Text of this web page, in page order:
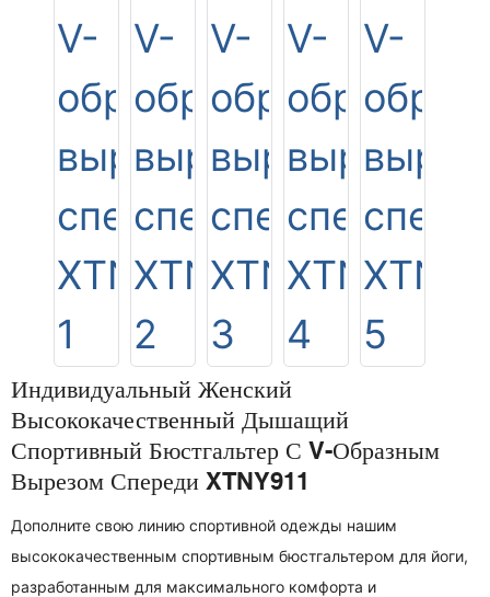
Индивидуальный Женский
Высококачественный Дышащий
Спортивный Бюстгальтер С V-Образным
Вырезом Спереди XTNY911
Дополните свою линию спортивной одежды нашим
высококачественным спортивным бюстгальтером для йоги,
разработанным для максимального комфорта и